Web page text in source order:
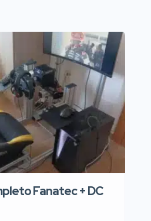
Fanatec + DC